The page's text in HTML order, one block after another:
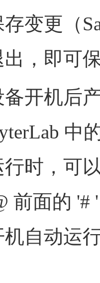
变更（
出，即可
开机后
中
时，可
前面的
自动运